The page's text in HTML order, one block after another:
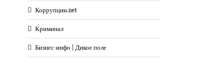
Коррупции.net
Криминал
Бизнес-инфо | Дикое поле